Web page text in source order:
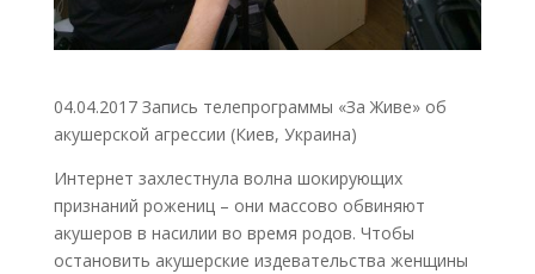
04.04.2017 Запись телепрограммы «За Живе» об
акушерской агрессии (Киев, Украина)
Интернет захлестнула волна шокирующих
признаний рожениц – они массово обвиняют
акушеров в насилии во время родов. Чтобы
остановить акушерские издевательства женщины